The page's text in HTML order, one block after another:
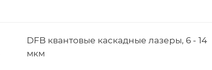
DFB квантовые каскадные лазеры, 6 - 14
мкм